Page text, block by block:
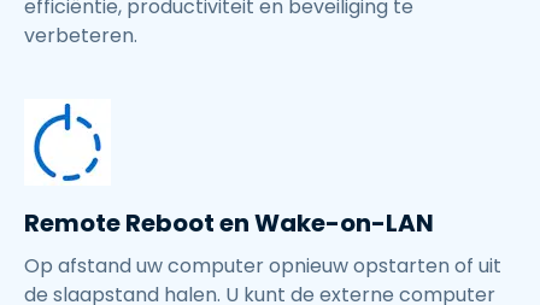
efficiëntie, productiviteit en beveiliging te
verbeteren.
Remote Reboot en Wake-on-LAN
Op afstand uw computer opnieuw opstarten of uit
de slaapstand halen. U kunt de externe computer